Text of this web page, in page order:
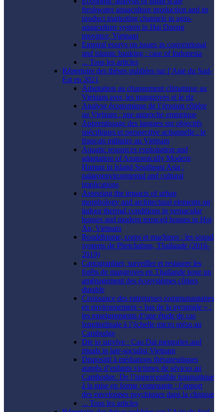
freshwater aquaculture production and its
product marketing channels in agro-
aquaculture system in Hai Duong
province, Vietnam
Empiral essays on issues in conventional
and islamic banking : case of Indonesia
... Tous les articles
Répertoire des thèses publiées sur l’Asie du Sud-
Est en 2021
Adaptation au changement climatique au
Vietnam avec les mangroves et le riz
Analyse économique de l’érosion côtière
au Vietnam : une approche empirique
Apprentissage des langues sur objectifs
spécifiques et perspective actionnelle : le
français militaire au Vietnam
Aquatic resources exploitation and
adaptation of Anatomically Modern
Human in Island Southeast Asia :
palaeoenvironmental and cultural
implications
Assessing the impacts of urban
morphology and architectural elements on
indoor thermal conditions in vernacular
houses and modern terraced houses in Hoi
An, Vietnam
Bouddhisme, corps et machines : les sound
systems de Phetchabun, Thaïlande (2016-
2019)
Cartographier, surveiller et restaurer les
forêts de mangroves en Thaïlande pour un
aménagement des écosystèmes côtiers
durable
Croissance des entreprises communautaires
en environnement « bas de la pyramide » :
les enseignements d’une étude de cas
longitudinale à l’échelle micro méso au
Cambodge
Die to survive : Cao Dai memories and
rituals in late-socialist Vietnam
Dispositif à médiations thérapeutiques
auprès d’enfants victimes de sévices au
Cambodge. De l’imperceptible traumatique
à la mise en forme contenante : l’apport
des enveloppes psychiques dans la clinique
... Tous les articles